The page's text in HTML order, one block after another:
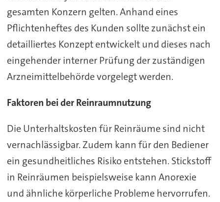
gesamten Konzern gelten. Anhand eines
Pflichtenheftes des Kunden sollte zunächst ein
detailliertes Konzept entwickelt und dieses nach
eingehender interner Prüfung der zuständigen
Arzneimittelbehörde vorgelegt werden.
Faktoren bei der Reinraumnutzung
Die Unterhaltskosten für Reinräume sind nicht
vernachlässigbar. Zudem kann für den Bediener
ein gesundheitliches Risiko entstehen. Stickstoff
in Reinräumen beispielsweise kann Anorexie
und ähnliche körperliche Probleme hervorrufen.